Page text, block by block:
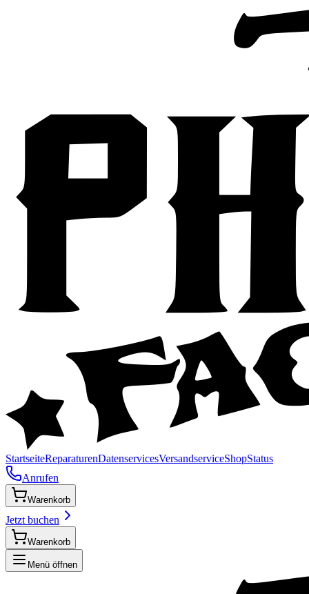
StartseiteReparaturenDatenservicesVersandserviceShopStatus
Anrufen
Warenkorb
Jetzt buchen
Warenkorb
Menü öffnen